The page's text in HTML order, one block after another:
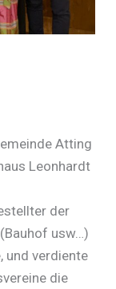
Atting
Leonhardt
der
usw…)
und verdiente
die